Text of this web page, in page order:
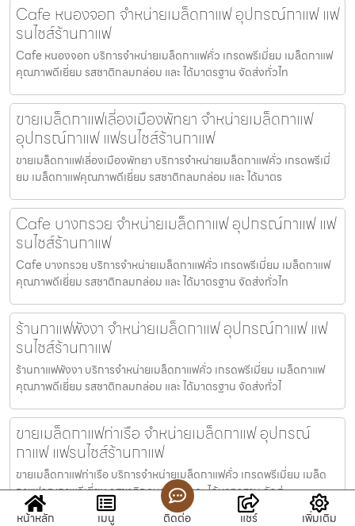
Cafe หนองจอก จำหน่ายเมล็ดกาแฟ อุปกรณ์กาแฟ แฟ
รนไชส์ร้านกาแฟ
Cafe หนองจอก บริการจำหน่ายเมล็ดกาแฟคั่ว เกรดพรีเมี่ยม เมล็ดกาแฟ
คุณภาพดีเยี่ยม รสชาติกลมกล่อม และ ได้มาตรฐาน จัดส่งทั่วไท
ขายเมล็ดกาแฟเลี่องเมืองพัทยา จำหน่ายเมล็ดกาแฟ
อุปกรณ์กาแฟ แฟรนไชส์ร้านกาแฟ
ขายเมล็ดกาแฟเลี่องเมืองพัทยา บริการจำหน่ายเมล็ดกาแฟคั่ว เกรดพรีเมี่
ยม เมล็ดกาแฟคุณภาพดีเยี่ยม รสชาติกลมกล่อม และ ได้มาตร
Cafe บางกรวย จำหน่ายเมล็ดกาแฟ อุปกรณ์กาแฟ แฟ
รนไชส์ร้านกาแฟ
Cafe บางกรวย บริการจำหน่ายเมล็ดกาแฟคั่ว เกรดพรีเมี่ยม เมล็ดกาแฟ
คุณภาพดีเยี่ยม รสชาติกลมกล่อม และ ได้มาตรฐาน จัดส่งทั่วไท
ร้านกาแฟพังงา จำหน่ายเมล็ดกาแฟ อุปกรณ์กาแฟ แฟ
รนไชส์ร้านกาแฟ
ร้านกาแฟพังงา บริการจำหน่ายเมล็ดกาแฟคั่ว เกรดพรีเมี่ยม เมล็ดกาแฟ
คุณภาพดีเยี่ยม รสชาติกลมกล่อม และ ได้มาตรฐาน จัดส่งทั่วไ
ขายเมล็ดกาแฟท่าเรือ จำหน่ายเมล็ดกาแฟ อุปกรณ์
กาแฟ แฟรนไชส์ร้านกาแฟ
ขายเมล็ดกาแฟท่าเรือ บริการจำหน่ายเมล็ดกาแฟคั่ว เกรดพรีเมี่ยม เมล็ด
กาแฟคุณภาพดีเยี่ยม รสชาติกลมกล่อม และ ได้มาตรฐาน จัดส่
หน้าหลัก เมนู ติดต่อ แชร์ เพิ่มเติม